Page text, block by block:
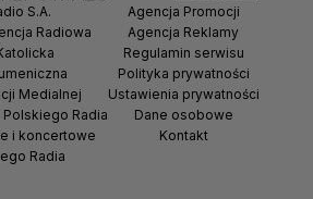
S.A.
Radiowa
Medialnej
Radia
i koncertowe
Radia
Agencja Promocji
Agencja Reklamy
Regulamin serwisu
Polityka prywatności
Ustawienia prywatności
Dane osobowe
Kontakt